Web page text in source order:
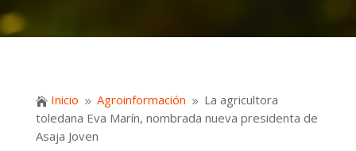
 Inicio 9 Agroinformación 9 La agricultora
toledana Eva Marín, nombrada nueva presidenta de
Asaja Joven